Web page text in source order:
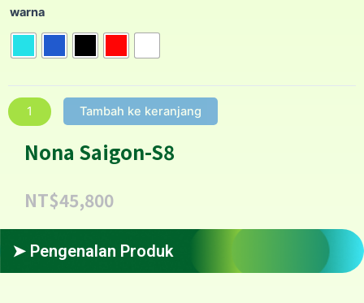
warna
Tambah ke keranjang
Nona Saigon-S8
NT$45,800
➤ Pengenalan Produk